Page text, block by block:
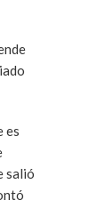
es
salió